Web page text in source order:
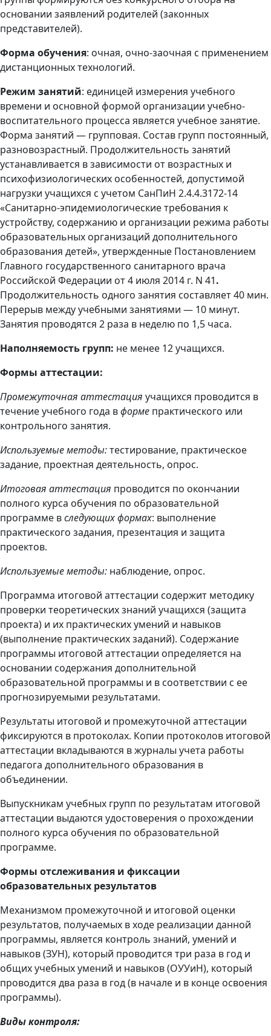
основании заявлений родителей (законных
представителей).
Форма обучения: очная, очно-заочная с применением
дистанционных технологий.
Режим занятий: единицей измерения учебного
времени и основной формой организации учебно-
воспитательного процесса является учебное занятие.
Форма занятий — групповая. Состав групп постоянный,
разновозрастный. Продолжительность занятий
устанавливается в зависимости от возрастных и
психофизиологических особенностей, допустимой
нагрузки учащихся с учетом СанПиН 2.4.4.3172-14
«Санитарно-эпидемиологические требования к
устройству, содержанию и организации режима работы
образовательных организаций дополнительного
образования детей», утвержденные Постановлением
Главного государственного санитарного врача
Российской Федерации от 4 июля 2014 г. N 41.
Продолжительность одного занятия составляет 40 мин.
Перерыв между учебными занятиями — 10 минут.
Занятия проводятся 2 раза в неделю по 1,5 часа.
Наполняемость групп: не менее 12 учащихся.
Формы аттестации:
Промежуточная аттестация учащихся проводится в
течение учебного года вформе практического или
контрольного занятия.
Используемые методы:тестирование, практическое
задание, проектная деятельность, опрос.
Итоговая аттестация проводится по окончании
полного курса обучения по образовательной
программе вследующих формах: выполнение
практического задания, презентация и защита
проектов.
Используемые методы: наблюдение, опрос.
Программа итоговой аттестации содержит методику
проверки теоретических знаний учащихся (защита
проекта) и их практических умений и навыков
(выполнение практических заданий). Содержание
программы итоговой аттестации определяется на
основании содержания дополнительной
образовательной программы и в соответствии с ее
прогнозируемыми результатами.
Результаты итоговой и промежуточной аттестации
фиксируются в протоколах. Копии протоколов итоговой
аттестации вкладываются в журналы учета работы
педагога дополнительного образования в
объединении.
Выпускникам учебных групп по результатам итоговой
аттестации выдаются удостоверения о прохождении
полного курса обучения по образовательной
программе.
Формы отслеживания и фиксации
образовательных результатов
Механизмом промежуточной и итоговой оценки
результатов, получаемых в ходе реализации данной
программы, является контроль знаний, умений и
навыков (ЗУН), который проводится три раза в год и
общих учебных умений и навыков (ОУУиН), который
проводится два раза в год (в начале и в конце освоения
программы).
Виды контроля: